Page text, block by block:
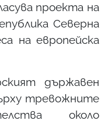
проекта на
Северна
на европейска
държавен
тревожните
около